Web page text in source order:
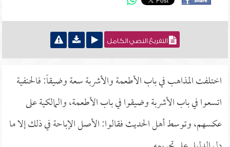
التفريغ النصي الكامل
اختلفت المذاهب في باب الأطعمة والأشربة سعة وضيقاً: فالحنفية
اتسعوا في باب الأشربة وضيقوا في باب الأطعمة، والمالكية على
عكسهم، وتوسط أهل الحديث فقالوا: الأصل الإباحة في ذلك إلا ما